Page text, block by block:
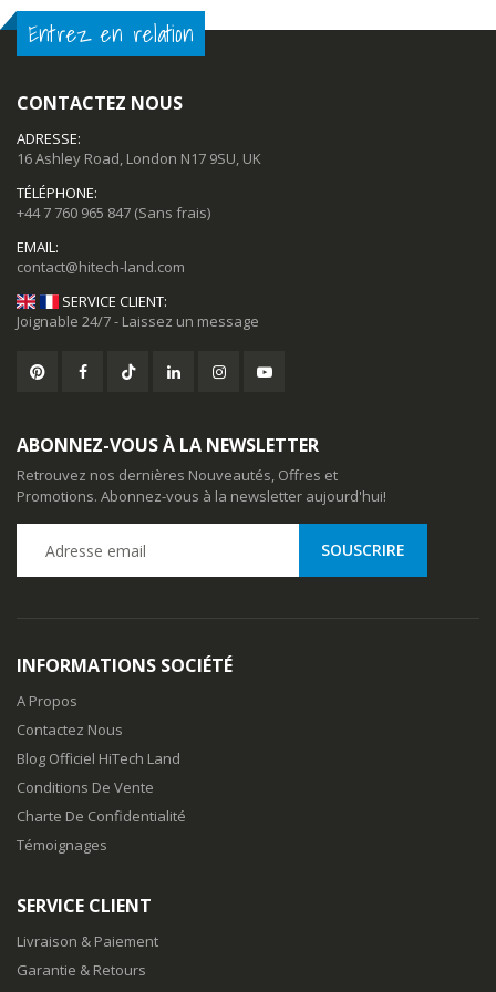
Entrez en relation
CONTACTEZ NOUS
ADRESSE:
16 Ashley Road, London N17 9SU, UK
TÉLÉPHONE:
+44 7 760 965 847 (Sans frais)
EMAIL:
SERVICE CLIENT:
Joignable 24/7 - Laissez un message
ABONNEZ-VOUS À LA NEWSLETTER
Retrouvez nos dernières Nouveautés, Offres et
Promotions. Abonnez-vous à la newsletter aujourd'hui!
INFORMATIONS SOCIÉTÉ
A Propos
Contactez Nous
Blog Officiel HiTech Land
Conditions De Vente
Charte De Confidentialité
Témoignages
SERVICE CLIENT
Livraison & Paiement
Garantie & Retours